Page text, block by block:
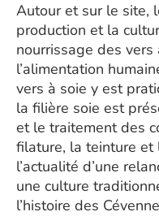
Autour et sur le site,
production et la
nourrissage des
l’alimentation
vers à soie y est
la filière soie est
et le traitement des
filature, la teinture et
l’actualité d’une
une culture
l’histoire des